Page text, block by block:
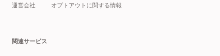
運営会社 オプトアウトに関する情報
関連サービス